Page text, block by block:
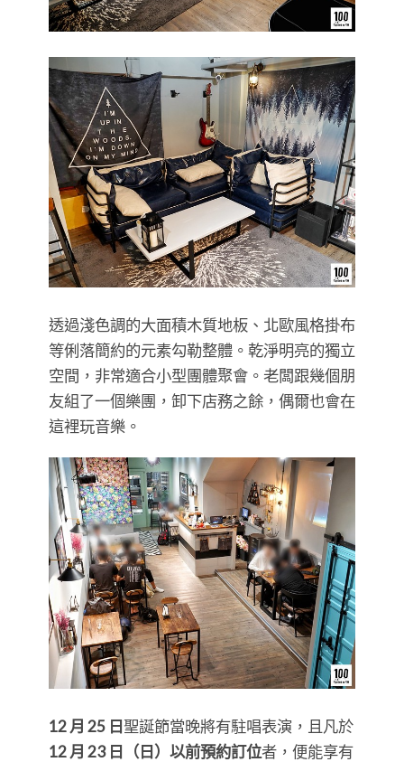
透過淺色調的大面積木質地板、北歐風格掛布
等俐落簡約的元素勾勒整體。乾淨明亮的獨立
空間，非常適合小型團體聚會。老闆跟幾個朋
友組了一個樂團，卸下店務之餘，偶爾也會在
這裡玩音樂。
12 月 25 日聖誕節當晚將有駐唱表演，且凡於
12 月 23 日（日）以前預約訂位者，便能享有